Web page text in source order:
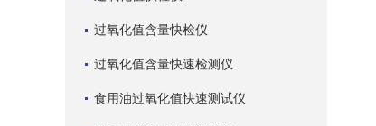
过氧化值含量快检仪
过氧化值含量快速检测仪
食用油过氧化值快速测试仪